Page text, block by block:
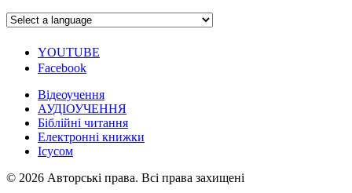
YOUTUBE
Facebook
Відеоучення
АУДІОУЧЕННЯ
Біблійні читання
Електронні книжки
Ісусом
© 2026 Авторські права. Всі права захищені